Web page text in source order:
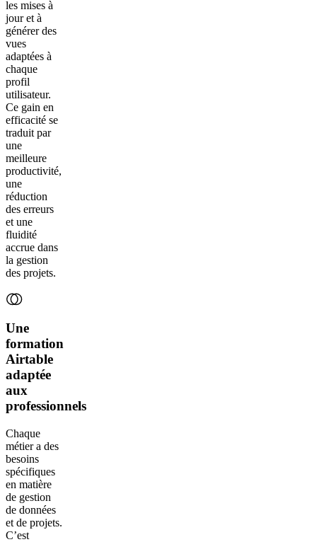
les mises à
jour et à
générer des
vues
adaptées à
chaque
profil
utilisateur.
Ce gain en
efficacité se
traduit par
une
meilleure
productivité,
une
réduction
des erreurs
et une
fluidité
accrue dans
la gestion
des projets.
Une
formation
Airtable
adaptée
aux
professionnels
Chaque
métier a des
besoins
spécifiques
en matière
de gestion
de données
et de projets.
C’est